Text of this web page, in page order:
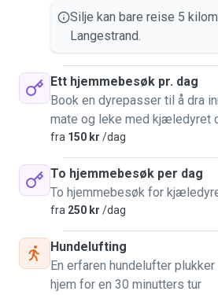
Silje kan bare reise 5
Langestrand.
Ett hjemmebesøk pr. dag
Book en dyrepasser til å dra
mate og leke med kjæledyret
fra 150 kr /dag
To hjemmebesøk per dag
To hjemmebesøk for
fra 250 kr /dag
Hundelufting
En erfaren hundelufter
hjem for en 30 minutters tur